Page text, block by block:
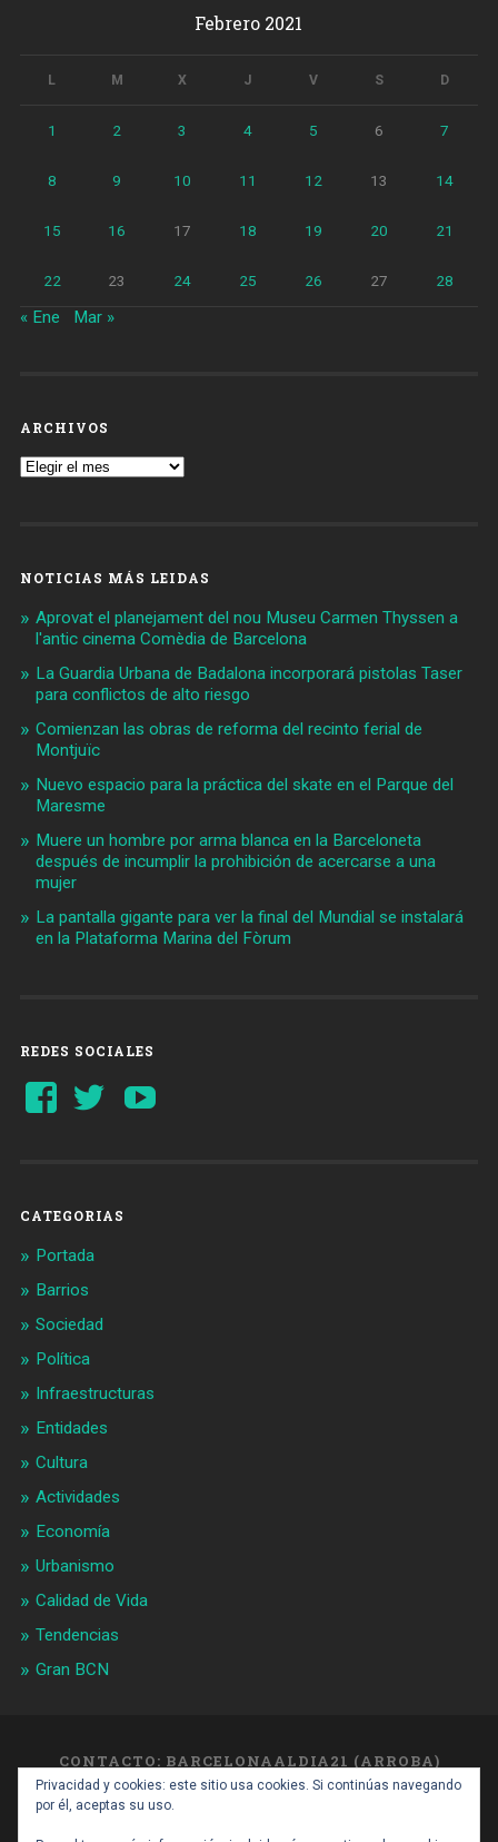
Febrero 2021
L M X J V S D
1 2 3 4 5 6 7
8 9 10 11 12 13 14
15 16 17 18 19 20 21
22 23 24 25 26 27 28
« Ene Mar »
ARCHIVOS
Archivos
NOTICIAS MÁS LEIDAS
Aprovat el planejament del nou Museu Carmen Thyssen a
l'antic cinema Comèdia de Barcelona
La Guardia Urbana de Badalona incorporará pistolas Taser
para conflictos de alto riesgo
Comienzan las obras de reforma del recinto ferial de
Montjuïc
Nuevo espacio para la práctica del skate en el Parque del
Maresme
Muere un hombre por arma blanca en la Barceloneta
después de incumplir la prohibición de acercarse a una
mujer
La pantalla gigante para ver la final del Mundial se instalará
en la Plataforma Marina del Fòrum
REDES SOCIALES
Ver
perfil
Ver
perfil
CATEGORIAS
Portada
Barrios
Sociedad
Política
Infraestructuras
Entidades
Cultura
Actividades
Economía
Urbanismo
Calidad de Vida
Tendencias
Gran BCN
CONTACTO: BARCELONAALDIA21 (ARROBA)
GMAIL.COM
Privacidad y cookies: este sitio usa cookies. Si continúas navegando
por él, aceptas su uso.